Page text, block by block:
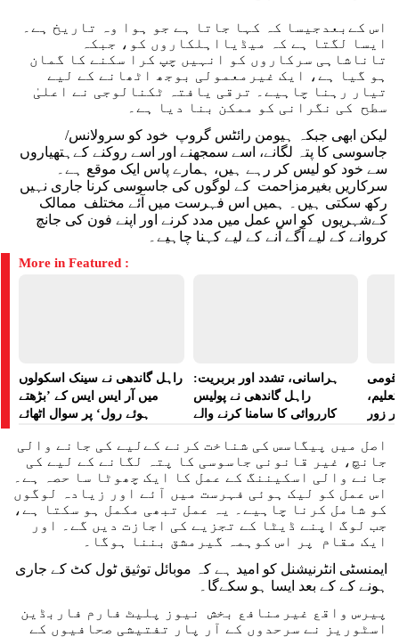
اس کےبعدجیسا کہ کہا جاتا ہے جو ہوا وہ تاریخ ہے۔
ایسا لگتا ہے کہ میڈیااہلکاروں کو، جبکہ
تاناشاہی سرکاروں کو انہیں چپ کرا سکنے کا گمان
ہو گیا ہے، ایک غیرمعمولی بوجھ اٹھانے کے لیے
تیار رہنا چاہیے۔ ترقی یافتہ ٹکنالوجی نے اعلیٰ
سطح کی نگرانی کو ممکن بنا دیا ہے۔
لیکن ابھی جبکہ ہیومن رائٹس گروپ خود کو سرولانس/
جاسوسی کا پتہ لگانے، اسے سمجھنے اور اسے روکنے کےہتھیاروں
سے خود کو لیس کر رہے ہیں، ہمارے پاس ایک موقع ہے۔
سرکاریں بغیرمزاحمت کے لوگوں کی جاسوسی کرنا جاری نہیں
رکھ سکتی ہیں۔ ہمیں اس فہرست میں آئے مختلف ممالک
کےشہریوں کو اس عمل میں مدد کرنے اور اپنے فون کی جانچ
کروانے کے لیے آگے آنے کے لیے کہنا چاہیے۔
More in Featured :
راہل گاندھی نے سینک اسکولوں
میں آر ایس ایس کے ’بڑھتے
ہوئے رول‘ پر سوال اٹھائے
ہراسانی، تشدد اور بربریت:
راہل گاندھی نے پولیس
کارروائی کا سامنا کرنے والے
قومی
زور
اصل میں پیگاسس کی شناخت کرنے کےلیے کی جانے والی
جانچ، غیر قانونی جاسوسی کا پتہ لگانے کے لیے کی
جانے والی اسکیننگ کے عمل کا ایک چھوٹا سا حصہ ہے۔
اس عمل کو لیک ہوئی فہرست میں آئے اور زیادہ لوگوں
کو شامل کرنا چاہیے۔ یہ عمل تبھی مکمل ہو سکتا ہے،
جب لوگ اپنے ڈیٹا کے تجزیے کی اجازت دیں گے۔ اور
ایک مقام پر اس کوہمہ گیرمشق بننا ہوگا۔
ایمنسٹی انٹرنیشنل کو امید ہے کہ موبائل توثیق ٹول کٹ کے جاری
ہونے کے کے بعد ایسا ہو سکےگا۔
پیرس واقع غیرمنافع بخش نیوز پلیٹ فارم فاربڈین
اسٹوریز نے سرحدوں کے آر پار تفتیشی صحافیوں کے